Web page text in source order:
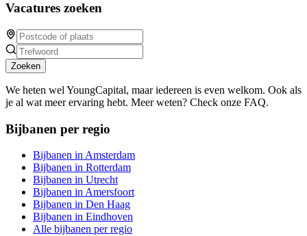
Vacatures zoeken
Zoeken
We heten wel YoungCapital, maar iedereen is even welkom. Ook als
je al wat meer ervaring hebt. Meer weten? Check onze FAQ.
Bijbanen per regio
Bijbanen in Amsterdam
Bijbanen in Rotterdam
Bijbanen in Utrecht
Bijbanen in Amersfoort
Bijbanen in Den Haag
Bijbanen in Eindhoven
Alle bijbanen per regio